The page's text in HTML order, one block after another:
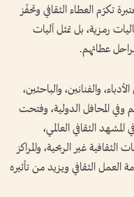
تكرّم العطاء الثقافي وتحفّز
رمزية، بل تمثل آليات
عطائهم.
والفنانين، والباحثين،
وفي المحافل الدولية، وفتحت
الثقافي العالمي،
غير الربحية، والمراكز
العمل الثقافي ويزيد من تأثيره